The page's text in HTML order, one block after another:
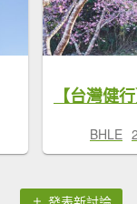
【台灣健
BHLE